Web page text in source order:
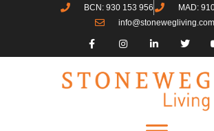
BCN: 930 153 956
MAD:
info@stonewegliving.com